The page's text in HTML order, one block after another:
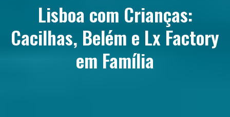
Lisboa com Crianças:
Cacilhas, Belém e Lx Factory
em Família